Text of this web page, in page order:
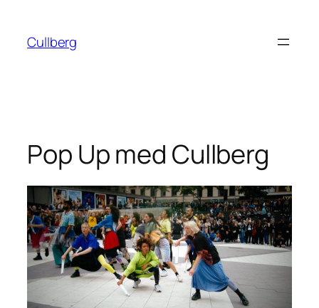
innehåll
Cullberg
Pop Up med Cullberg